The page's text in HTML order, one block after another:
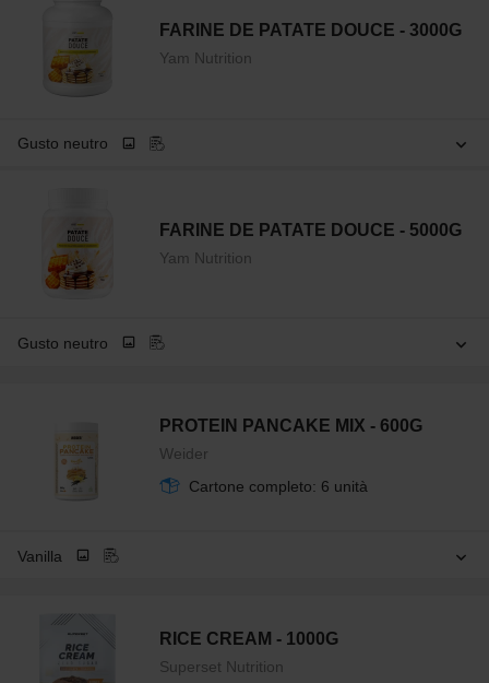
FARINE DE PATATE DOUCE - 3000G
Yam Nutrition
Gusto neutro
FARINE DE PATATE DOUCE - 5000G
Yam Nutrition
Gusto neutro
PROTEIN PANCAKE MIX - 600G
Weider
Cartone completo: 6 unità
Vanilla
RICE CREAM - 1000G
Superset Nutrition